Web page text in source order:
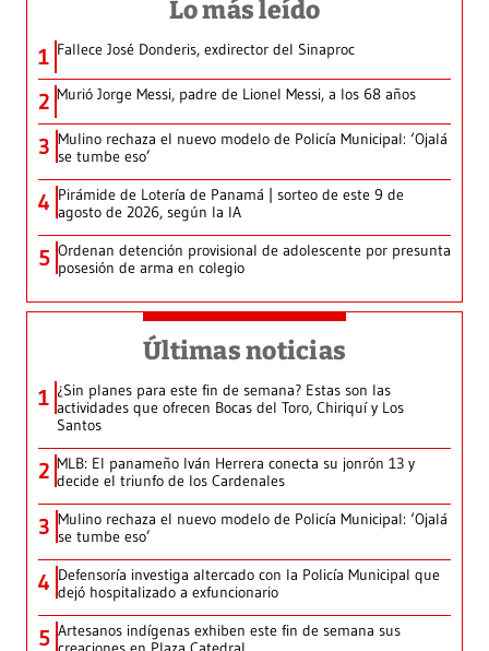
Lo más leído
1 Fallece José Donderis, exdirector del Sinaproc
2 Murió Jorge Messi, padre de Lionel Messi, a los 68 años
3 Mulino rechaza el nuevo modelo de Policía Municipal: ‘Ojalá
se tumbe eso’
4 Pirámide de Lotería de Panamá | sorteo de este 9 de
agosto de 2026, según la IA
5 Ordenan detención provisional de adolescente por presunta
posesión de arma en colegio
Últimas noticias
1 ¿Sin planes para este fin de semana? Estas son las
actividades que ofrecen Bocas del Toro, Chiriquí y Los
Santos
2 MLB: El panameño Iván Herrera conecta su jonrón 13 y
decide el triunfo de los Cardenales
3 Mulino rechaza el nuevo modelo de Policía Municipal: ‘Ojalá
se tumbe eso’
4 Defensoría investiga altercado con la Policía Municipal que
dejó hospitalizado a exfuncionario
5 Artesanos indígenas exhiben este fin de semana sus